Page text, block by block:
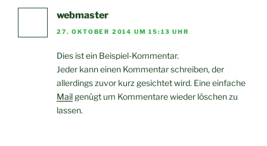
webmaster
27. OKTOBER 2014 UM 15:13 UHR
Dies ist ein Beispiel-Kommentar.
Jeder kann einen Kommentar schreiben, der
allerdings zuvor kurz gesichtet wird. Eine einfache
Mail genügt um Kommentare wieder löschen zu
lassen.